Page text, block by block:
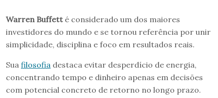
Warren Buffetté considerado um dos maiores
investidores do mundo e se tornou referência por unir
simplicidade, disciplina e foco em resultados reais.
Sua filosofia destaca evitar desperdício de energia,
concentrando tempo e dinheiro apenas em decisões
com potencial concreto de retorno no longo prazo.